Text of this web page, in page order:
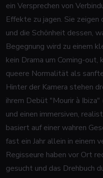
ein Versprechen von
Effekte zu jagen. Sie
und die Schönheit dessen,
Begegnung wird zu einem
kein Drama um Coming-
queere Normalität als
Hinter der Kamera stehen
ihrem Debüt "Mourir à
und einen immersiven,
basiert auf einer wahren
fast ein Jahr allein in einem
Regisseure haben vor Ort
gesucht und das Drehbuch